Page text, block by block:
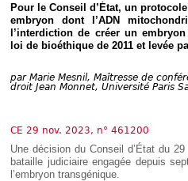
IT
Pour le Conseil d’État, un
embryon dont l’ADN
l’interdiction de créer un
loi de bioéthique de 2011 et levée
par Marie Mesnil, Maîtresse de
droit Jean Monnet, Université Paris
CE 29 nov. 2023, n° 461200
Une décision du Conseil d’État du
bataille judiciaire engagée depuis
l’embryon transgénique.